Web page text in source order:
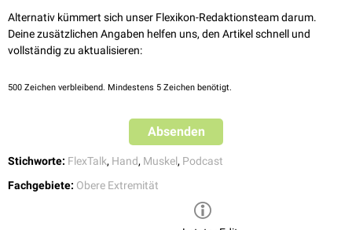
FlexTalk - Auf die Finger geschaut:
Die Hand
Alternativ kümmert sich unser Flexikon-Redaktionsteam darum.
Deine zusätzlichen Angaben helfen uns, den Artikel schnell und
vollständig zu aktualisieren:
500 Zeichen verbleibend. Mindestens 5 Zeichen benötigt.
Absenden
Stichworte: FlexTalk, Hand, Muskel, Podcast
Fachgebiete: Obere Extremität